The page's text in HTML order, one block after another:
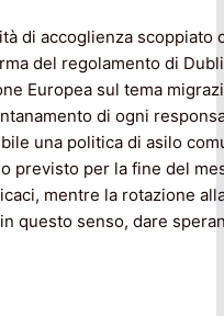
di accoglienza scoppiato
del regolamento di
Europea sul tema
di ogni
una politica di asilo
previsto per la fine del
mentre la rotazione
questo senso, dare